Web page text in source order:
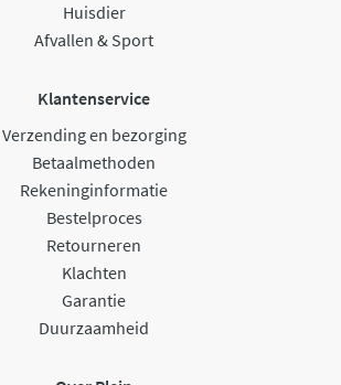
Huisdier
Afvallen & Sport
Klantenservice
Verzending en bezorging
Betaalmethoden
Rekeninginformatie
Bestelproces
Retourneren
Klachten
Garantie
Duurzaamheid